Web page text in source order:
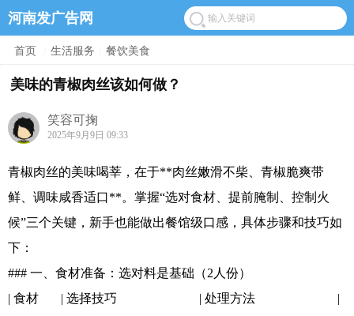
河南发广告网
首页 生活服务 餐饮美食
美味的青椒肉丝该如何做？
笑容可掬
2025年9月9日 09:33
青椒肉丝的美味喝莘，在于**肉丝嫩滑不柴、青椒脆爽带
鲜、调味咸香适口**。掌握“选对食材、提前腌制、控制火
候”三个关键，新手也能做出餐馆级口感，具体步骤和技巧如
下：
### 一、食材准备：选对料是基础（2人份）
| 食材 | 选择技巧 | 处理方法 |